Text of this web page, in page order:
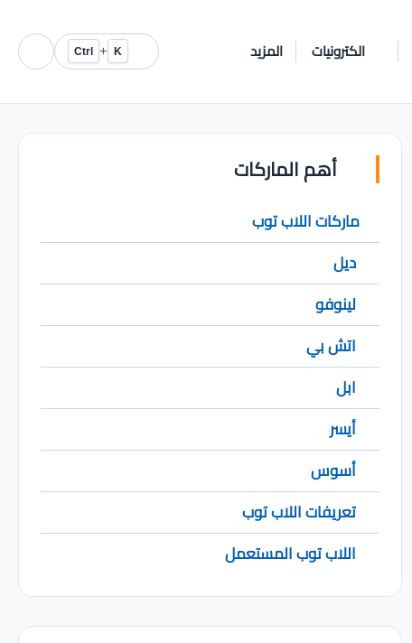
الكترونيات المزيد K
+
Ctrl
أهم الماركات
ماركات اللاب توب
ديل
لينوفو
اتش بي
ابل
أيسر
أسوس
تعريفات اللاب توب
اللاب توب المستعمل